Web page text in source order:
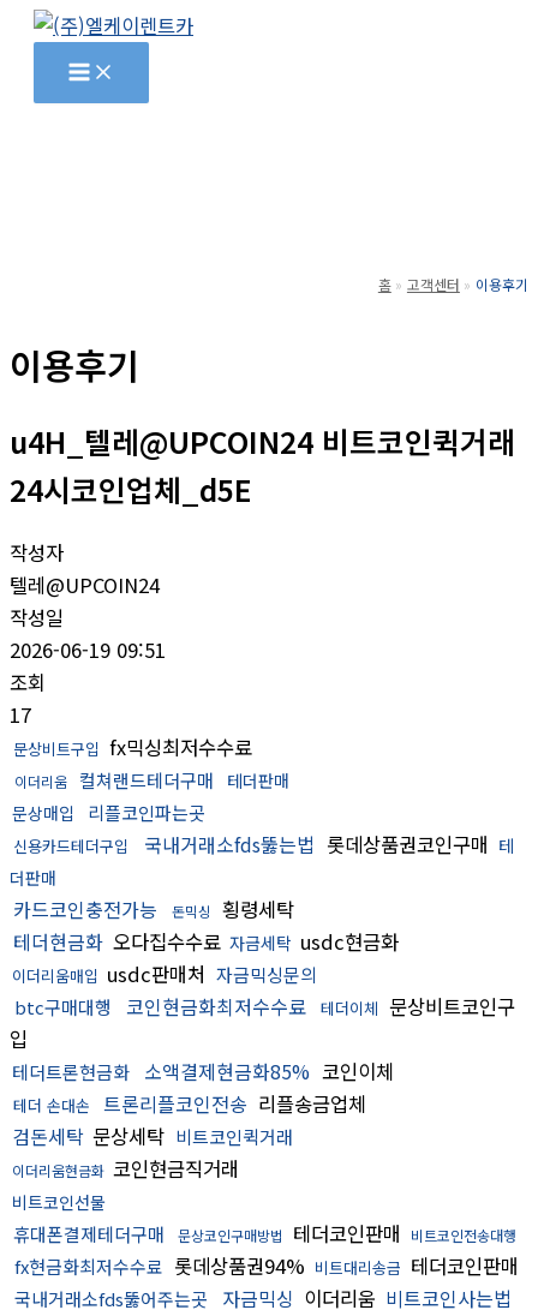
홈 고객센터 이용후기
이용후기
u4H_텔레@UPCOIN24 비트코인퀵거래
24시코인업체_d5E
작성자
텔레@UPCOIN24
작성일
2026-06-19 09:51
조회
17
문상비트구입 fx믹싱최저수수료
이더리움 컬쳐랜드테더구매
테더판매
문상매입
리플코인파는곳
신용카드테더구입 국내거래소fds뚫는법 롯데상품권코인구매 테
더판매
카드코인충전가능 돈믹싱
횡령세탁
테더현금화 오다집수수료 자금세탁 usdc현금화
이더리움매입 usdc판매처 자금믹싱문의
btc구매대행
코인현금화최저수수료 테더이체 문상비트코인구
입
테더트론현금화 소액결제현금화85% 코인이체
테더 손대손 트론리플코인전송 리플송금업체
검돈세탁 문상세탁 비트코인퀵거래
이더리움현금화 코인현금직거래
비트코인선물
휴대폰결제테더구매 문상코인구매방법 테더코인판매 비트코인전송대행
fx현금화최저수수료 롯데상품권94% 비트대리송금 테더코인판매
국내거래소fds뚫어주는곳 자금믹싱 이더리움 비트코인사는법